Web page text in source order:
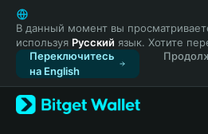
English
日本語
Tiếng Việt
Русский
Español (Latinoamérica)
Türkçe
В данный момент вы
используя Русский язык. Хотите
Переключитесь
на English